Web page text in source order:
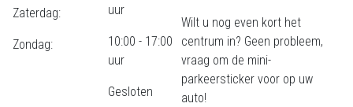
Zaterdag:
Zondag:
uur
10:00 - 17:00
uur
Gesloten
Wilt u nog even kort het
centrum in? Geen probleem,
vraag om de mini-
parkeersticker voor op uw
auto!